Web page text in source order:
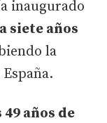
inaugurado
siete años
la
años de